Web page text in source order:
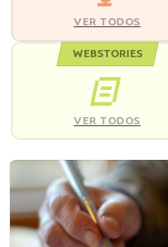
VER TODOS
WEBSTORIES
VER TODOS